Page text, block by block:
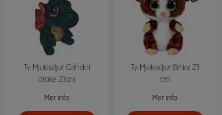
Ty Mjukisdjur Grindal
drake 23cm
Mer info
Ty Mjukisdjur Binky 23
cm
Mer info